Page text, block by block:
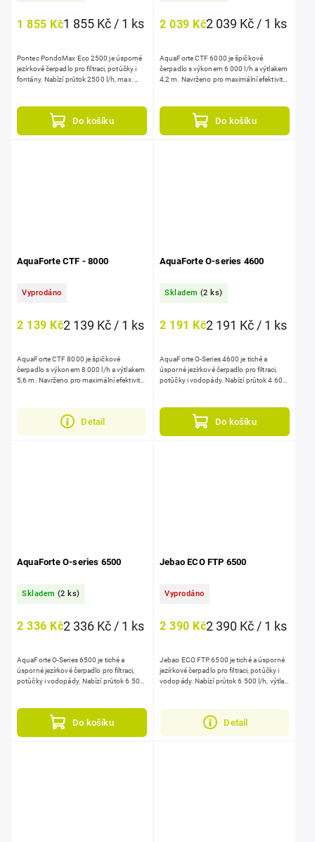
1 855 Kč1 855 Kč / 1 ks
Do košíku
Pontec PondoMax Eco 2500 je úsporné
jezírkové čerpadlo pro filtraci, potůčky i
fontány. Nabízí průtok 2500 l/h, max.
2 039 Kč2 039 Kč / 1 ks
Do košíku
AquaForte CTF 6000 je špičkové
čerpadlo s výkonem 6 000 l/h a výtlakem
4,2 m. Navrženo pro maximální efektivitu
AquaForte CTF - 8000
Vyprodáno
2 139 Kč2 139 Kč / 1 ks
Detail
AquaForte CTF 8000 je špičkové
čerpadlo s výkonem 8 000 l/h a výtlakem
5,6 m. Navrženo pro maximální efektivitu
AquaForte O-series 4600
Skladem (2 ks)
2 191 Kč2 191 Kč / 1 ks
Do košíku
AquaForte O-Series 4600 je tiché a
úsporné jezírkové čerpadlo pro filtraci,
potůčky i vodopády. Nabízí průtok 4 600
AquaForte O-series 6500
Skladem (2 ks)
2 336 Kč2 336 Kč / 1 ks
Do košíku
AquaForte O-Series 6500 je tiché a
úsporné jezírkové čerpadlo pro filtraci,
potůčky i vodopády. Nabízí průtok 6 500
Jebao ECO FTP 6500
Vyprodáno
2 390 Kč2 390 Kč / 1 ks
Detail
Jebao ECO FTP 6500 je tiché a úsporné
jezírkové čerpadlo pro filtraci, potůčky i
vodopády. Nabízí průtok 6 500 l/h, výtlak